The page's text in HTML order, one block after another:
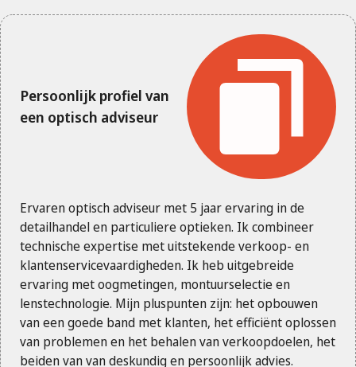
Persoonlijk profiel van
een optisch adviseur
Ervaren optisch adviseur met 5 jaar ervaring in de
detailhandel en particuliere optieken. Ik combineer
technische expertise met uitstekende verkoop- en
klantenservicevaardigheden. Ik heb uitgebreide
ervaring met oogmetingen, montuurselectie en
lenstechnologie. Mijn pluspunten zijn: het opbouwen
van een goede band met klanten, het efficiënt oplossen
van problemen en het behalen van verkoopdoelen, het
beiden van van deskundig en persoonlijk advies.